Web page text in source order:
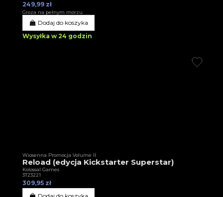
249,99 zł
Groza na pełnym morzu
Dodaj do koszyka
Wysyłka w 24 godzin
Wiosenna Promocja Volume II
Reload (edycja Kickstarter Superstar)
Kolossal Games
3T23221
309,95 zł